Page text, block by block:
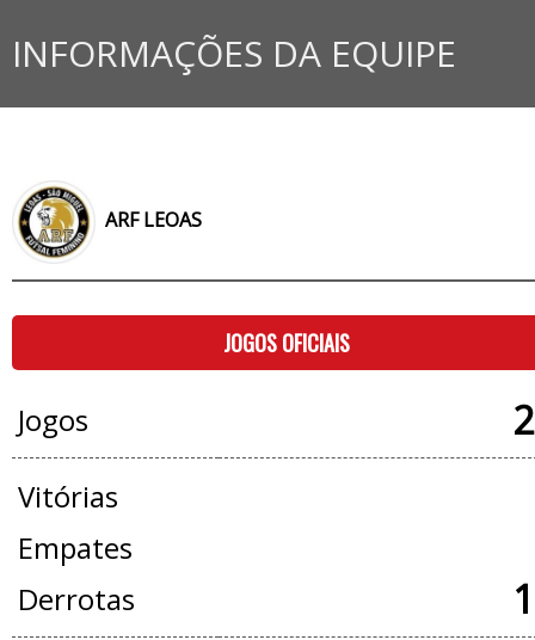
INFORMAÇÕES DA EQUIPE
ARF LEOAS
JOGOS OFICIAIS
Jogos
Vitórias
Empates
Derrotas